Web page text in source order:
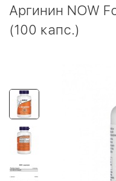
Аргинин NOW
(100 капс.)